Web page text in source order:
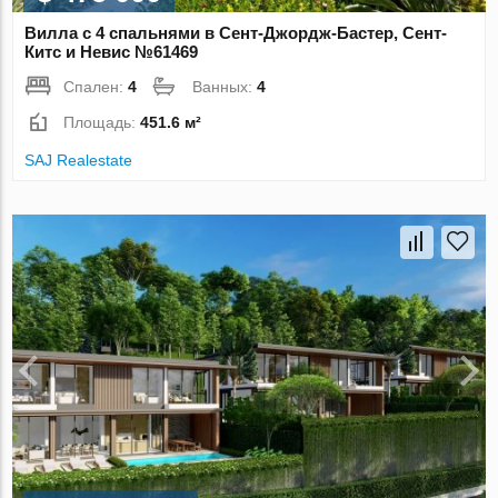
Вилла с 4 спальнями в Сент-Джордж-Бастер, Сент-
Китс и Невис №61469
Спален:4 Ванных:4
Площадь:451.6 м²
SAJ Realestate